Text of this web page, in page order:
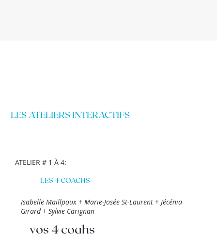
LES ATELIERS INTERACTIFS
vos 4 coahs
ATELIER # 1 À 4:
LES 4 COACHS
Isabelle Maillpoux + Marie-Josée St-Laurent + Jécénia
Girard + Sylvie Carignan